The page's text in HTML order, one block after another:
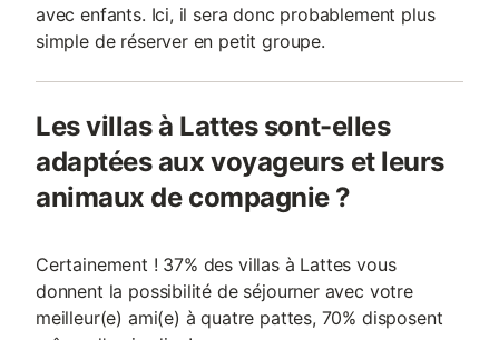
avec enfants. Ici, il sera donc probablement plus
simple de réserver en petit groupe.
Les villas à Lattes sont-elles
adaptées aux voyageurs et leurs
animaux de compagnie ?
Certainement ! 37% des villas à Lattes vous
donnent la possibilité de séjourner avec votre
meilleur(e) ami(e) à quatre pattes, 70% disposent